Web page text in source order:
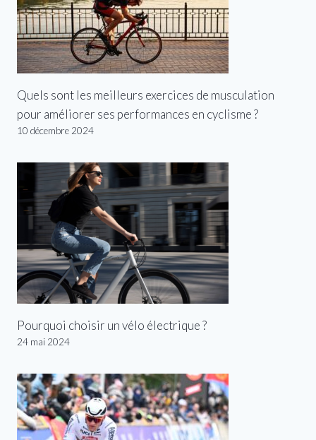
Quels sont les meilleurs exercices de musculation
pour améliorer ses performances en cyclisme ?
10 décembre 2024
Pourquoi choisir un vélo électrique ?
24 mai 2024